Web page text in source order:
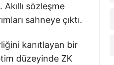
sözleşme
sahneye çıktı.
kanıtlayan bir
düzeyinde ZK